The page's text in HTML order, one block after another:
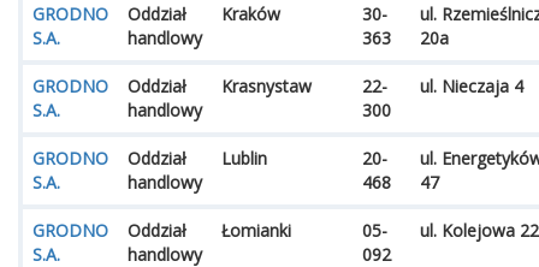
GRODNO
S.A.
Oddział
handlowy
Kraków
30-
363
ul.
20a
GRODNO
S.A.
Oddział
handlowy
Krasnystaw
22-
300
ul. Nieczaja 4
GRODNO
S.A.
Oddział
handlowy
Lublin
20-
468
ul.
47
GRODNO
S.A.
Oddział
handlowy
Łomianki
05-
092
ul. Kolejowa